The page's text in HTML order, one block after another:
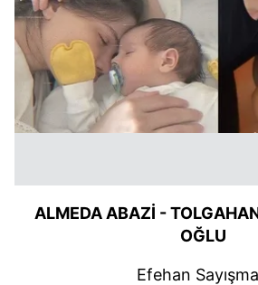
ALMEDA ABAZİ -
OĞLU
Efehan